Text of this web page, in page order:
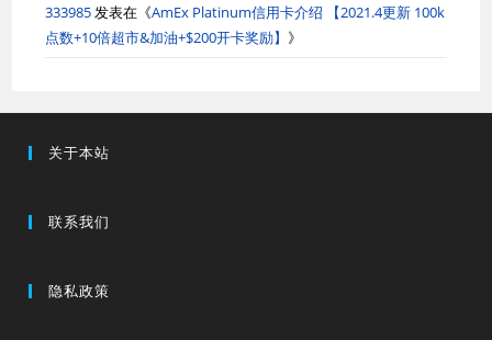
333985 发表在《AmEx Platinum信用卡介绍 【2021.4更新 100k
点数+10倍超市&加油+$200开卡奖励】 》
关于本站
联系我们
隐私政策